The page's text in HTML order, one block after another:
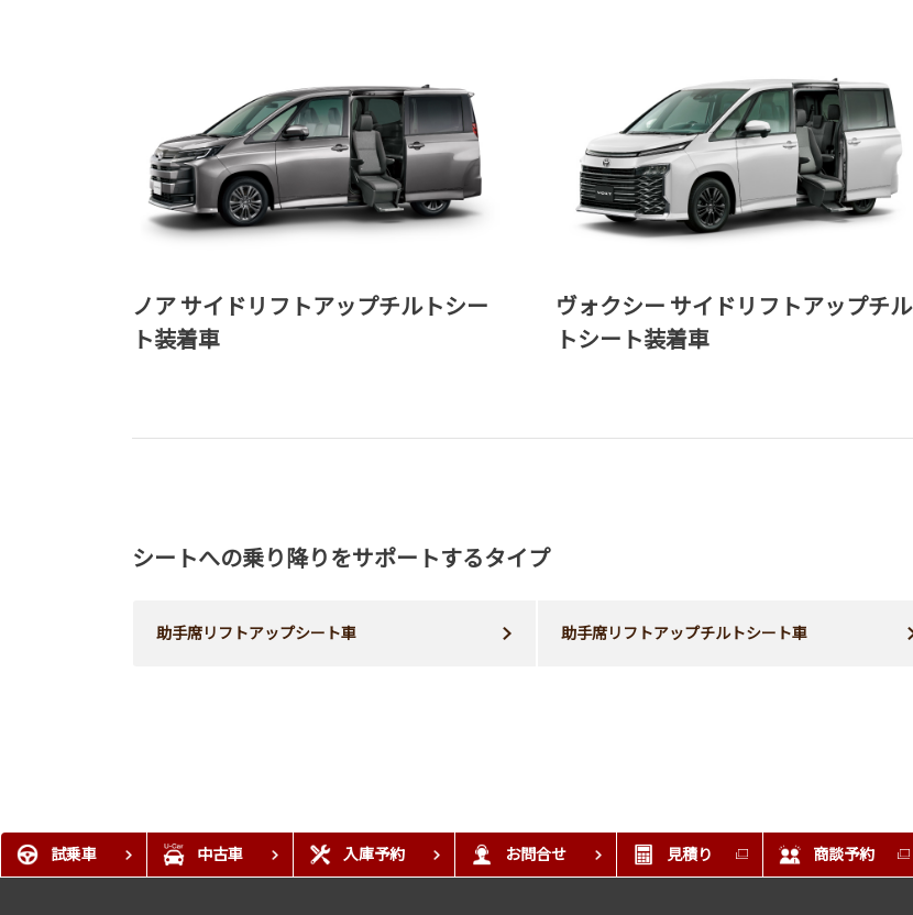
ノア サイドリフトアップチルトシー
ト装着車
ヴォクシー サイドリフトアップチル
トシート装着車
シートへの乗り降りをサポートするタイプ
助手席リフトアップシート車 助手席リフトアップチルトシート車
試乗車 中古車 入庫予約 お問合せ 見積り 商談予約